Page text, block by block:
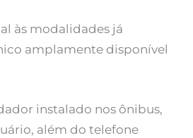
às modalidades já
amplamente disponível
instalado nos ônibus,
além do telefone